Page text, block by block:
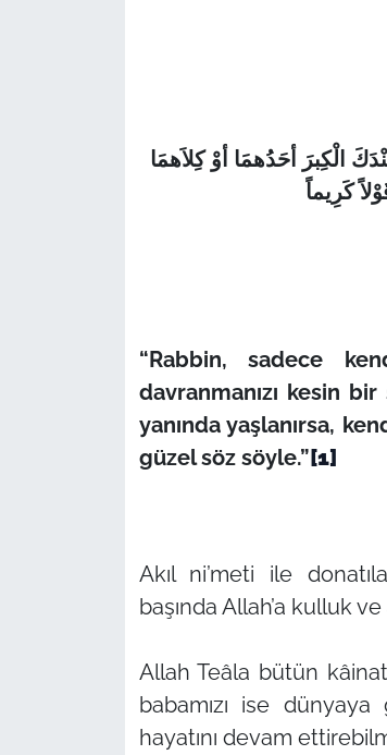
الْكِبرَ أحَدُهمَا أوْ كِلاَهمَا
“Rabbin, sadece
davranmanızı kesin
yanında yaşlanırsa,
güzel söz söyle.”[1]
Akıl ni’meti ile
başında Allah’a kulluk
Allah Teâla bütün
babamızı ise
hayatını devam